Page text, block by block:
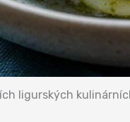
ligurských